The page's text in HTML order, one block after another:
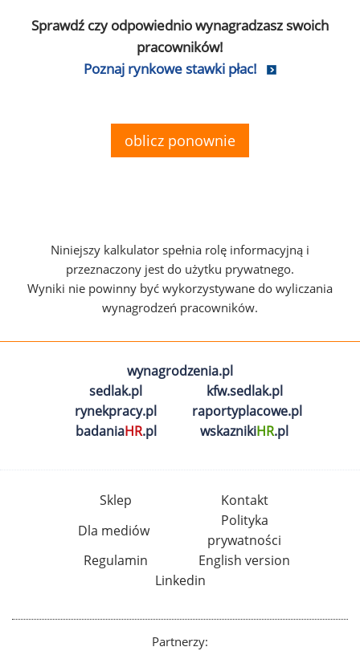
Sprawdź czy odpowiednio wynagradzasz swoich
pracowników!
Poznaj rynkowe stawki płac!
oblicz ponownie
Niniejszy kalkulator spełnia rolę informacyjną i
przeznaczony jest do użytku prywatnego.
Wyniki nie powinny być wykorzystywane do wyliczania
wynagrodzeń pracowników.
wynagrodzenia.pl
sedlak.pl
kfw.sedlak.pl
rynekpracy.pl
raportyplacowe.pl
badaniaHR.pl wskaznikiHR.pl
Sklep
Kontakt
Dla mediów
Polityka
prywatności
Regulamin
English version
Linkedin
Partnerzy: